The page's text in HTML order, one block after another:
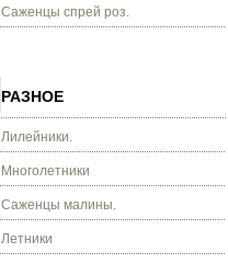
Саженцы спрей роз.
РАЗНОЕ
Лилейники.
Многолетники
Саженцы малины.
Летники